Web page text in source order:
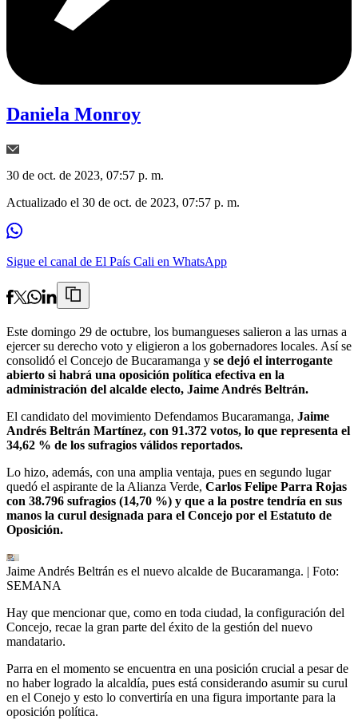
Daniela Monroy
30 de oct. de 2023, 07:57 p. m.
Actualizado el 30 de oct. de 2023, 07:57 p. m.
Sigue el canal de El País Cali en WhatsApp
Este domingo 29 de octubre, los bumangueses salieron a las urnas a
ejercer su derecho voto y eligieron a los gobernadores locales. Así se
consolidó el Concejo de Bucaramanga y se dejó el interrogante
abierto si habrá una oposición política efectiva en la
administración del alcalde electo, Jaime Andrés Beltrán.
El candidato del movimiento Defendamos Bucaramanga, Jaime
Andrés Beltrán Martínez, con 91.372 votos, lo que representa el
34,62 % de los sufragios válidos reportados.
Lo hizo, además, con una amplia ventaja, pues en segundo lugar
quedó el aspirante de la Alianza Verde, Carlos Felipe Parra Rojas
con 38.796 sufragios (14,70 %) y que a la postre tendría en sus
manos la curul designada para el Concejo por el Estatuto de
Oposición.
Jaime Andrés Beltrán es el nuevo alcalde de Bucaramanga. | Foto:
SEMANA
Hay que mencionar que, como en toda ciudad, la configuración del
Concejo, recae la gran parte del éxito de la gestión del nuevo
mandatario.
Parra en el momento se encuentra en una posición crucial a pesar de
no haber logrado la alcaldía, pues está considerando asumir su curul
en el Conejo y esto lo convertiría en una figura importante para la
oposición política.